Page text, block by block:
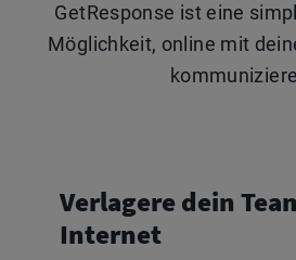
GetResponse ist eine
Möglichkeit, online mit
Verlagere dein
Internet